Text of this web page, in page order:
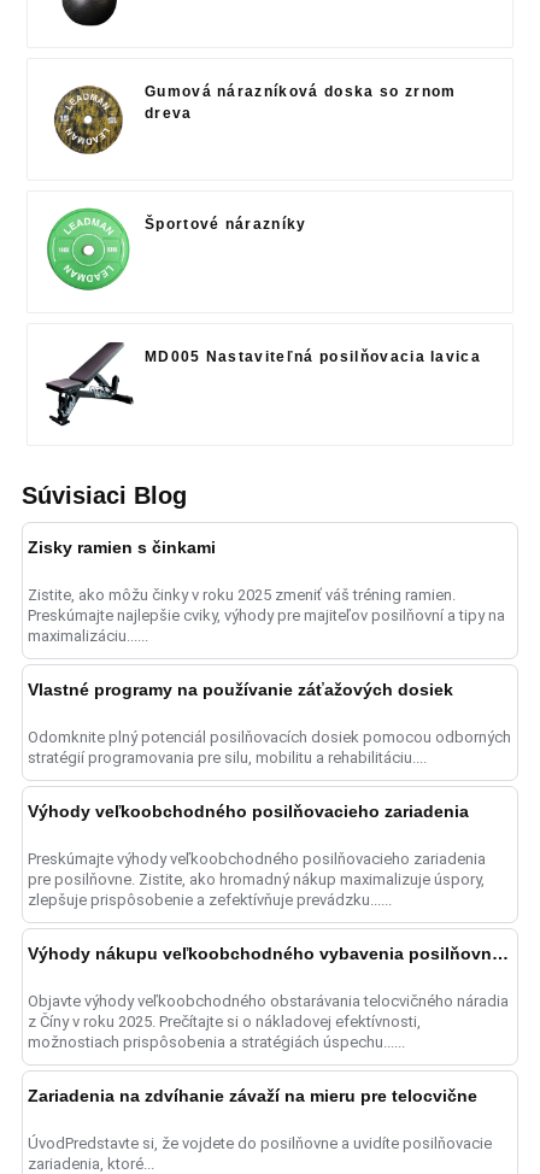
Gumová nárazníková doska so zrnom
dreva
Športové nárazníky
MD005 Nastaviteľná posilňovacia lavica
Súvisiaci Blog
Zisky ramien s činkami
Zistite, ako môžu činky v roku 2025 zmeniť váš tréning ramien.
Preskúmajte najlepšie cviky, výhody pre majiteľov posilňovní a tipy na
maximalizáciu......
Vlastné programy na používanie záťažových dosiek
Odomknite plný potenciál posilňovacích dosiek pomocou odborných
stratégií programovania pre silu, mobilitu a rehabilitáciu....
Výhody veľkoobchodného posilňovacieho zariadenia
Preskúmajte výhody veľkoobchodného posilňovacieho zariadenia
pre posilňovne. Zistite, ako hromadný nákup maximalizuje úspory,
zlepšuje prispôsobenie a zefektívňuje prevádzku......
Výhody nákupu veľkoobchodného vybavenia posilňovne z Číny
Objavte výhody veľkoobchodného obstarávania telocvičného náradia
z Číny v roku 2025. Prečítajte si o nákladovej efektívnosti,
možnostiach prispôsobenia a stratégiách úspechu......
Zariadenia na zdvíhanie závaží na mieru pre telocvične
ÚvodPredstavte si, že vojdete do posilňovne a uvidíte posilňovacie
zariadenia, ktoré...